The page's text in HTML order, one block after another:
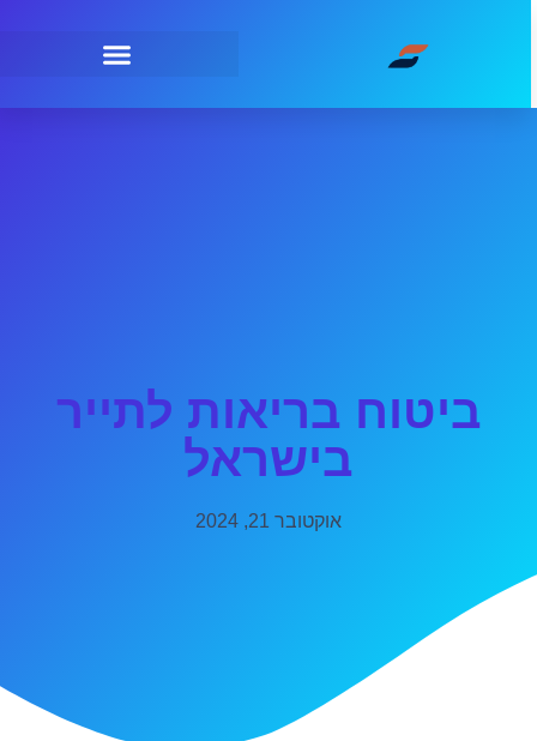
ביטוח בריאות לתייר
בישראל
אוקטובר 21, 2024